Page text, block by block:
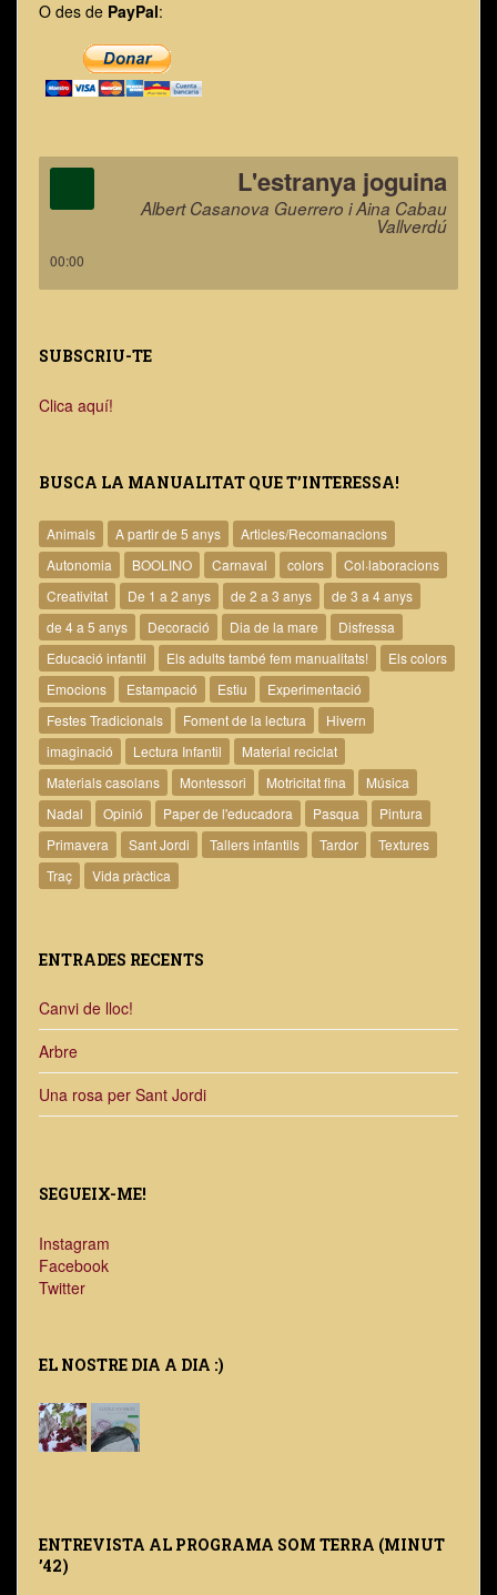
O des de PayPal:
L'estranya joguina
Albert Casanova Guerrero i Aina Cabau
Vallverdú
00:00
SUBSCRIU-TE
Clica aquí!
BUSCA LA MANUALITAT QUE T’INTERESSA!
Animals A partir de 5 anys
Articles/Recomanacions
Autonomia
BOOLINO Carnaval colors
Col·laboracions
Creativitat
De 1 a 2 anys de 2 a 3 anys
de 3 a 4 anys
de 4 a 5 anys
Decoració Dia de la mare
Disfressa
Educació infantil
Els adults també fem manualitats!
Els colors
Emocions
Estampació Estiu
Experimentació
Festes Tradicionals
Foment de la lectura
Hivern
imaginació
Lectura Infantil
Material reciclat
Materials casolans
Montessori Motricitat fina
Música
Nadal
Opinió Paper de l'educadora Pasqua
Pintura
Primavera
Sant Jordi Tallers infantils Tardor
Textures
Traç
Vida pràctica
ENTRADES RECENTS
Canvi de lloc!
Arbre
Una rosa per Sant Jordi
SEGUEIX-ME!
Instagram
Facebook
Twitter
EL NOSTRE DIA A DIA :)
ENTREVISTA AL PROGRAMA SOM TERRA (MINUT
’42)